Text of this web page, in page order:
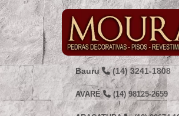
Pular
para
o
conteúdo
Bauru (14) 3241-1808
AVARÉ (14) 98125-2659